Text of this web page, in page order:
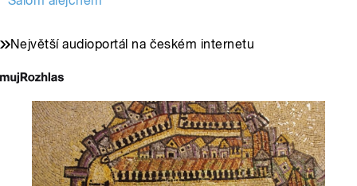
Největší audioportál na českém internetu